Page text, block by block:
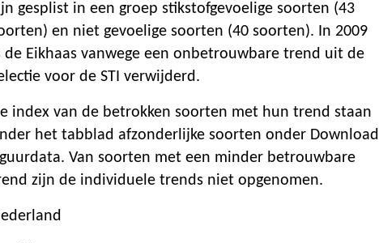
gesplist in een groep stikstofgevoelige soorten (43
en niet gevoelige soorten (40 soorten). In 2009
de Eikhaas vanwege een onbetrouwbare trend uit de
voor de STI verwijderd.
index van de betrokken soorten met hun trend staan
het tabblad afzonderlijke soorten onder Download
Van soorten met een minder betrouwbare
zijn de individuele trends niet opgenomen.